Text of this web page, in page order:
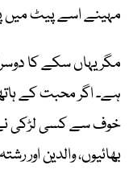
مہینے اسے پیٹ میں
مگر یہاں سکے کا
ہے۔ اگر محبت کے
خوف سے کسی لڑکی نے
بھائیوں، والدین اور